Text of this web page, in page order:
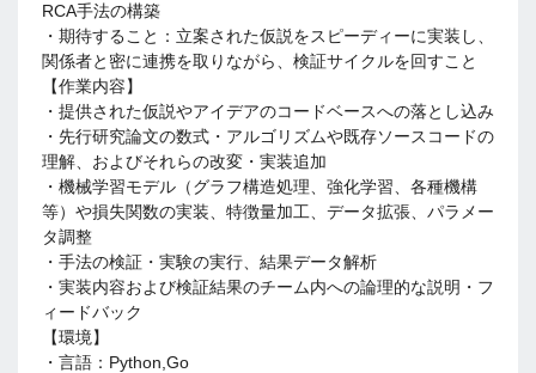
RCA手法の構築
・期待すること：立案された仮説をスピーディーに実装し、
関係者と密に連携を取りながら、検証サイクルを回すこと
【作業内容】
・提供された仮説やアイデアのコードベースへの落とし込み
・先行研究論文の数式・アルゴリズムや既存ソースコードの
理解、およびそれらの改変・実装追加
・機械学習モデル（グラフ構造処理、強化学習、各種機構
等）や損失関数の実装、特徴量加工、データ拡張、パラメー
タ調整
・手法の検証・実験の実行、結果データ解析
・実装内容および検証結果のチーム内への論理的な説明・フ
ィードバック
【環境】
・言語：Python,Go